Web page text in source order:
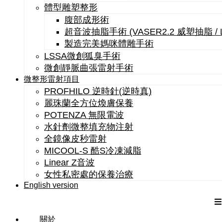
體型雕塑整形
腹部成形術
超音波抽脂手術 (VASER2.2 威塑抽脂 /
製造完美媽咪體雕手術
LSSA微創狐臭手術
微創靜脈曲張雷射手術
微整形雷射項目
PROFHILO 逆時針(逆時真)
麗珠蘭全方位煥膚保養
POTENZA 無限電波
水針劑微整填充物注射
全鏡像皮秒雷射
MICOOL-S 酷S冷凍減脂
Linear Z音波
女性私密處的保養治療
English version
關於